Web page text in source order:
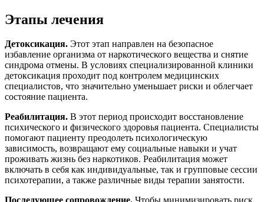
Этапы лечения
Детоксикация. Этот этап направлен на безопасное
избавление организма от наркотического вещества и снятие
синдрома отмены. В условиях специализированной клиники
детоксикация проходит под контролем медицинских
специалистов, что значительно уменьшает риски и облегчает
состояние пациента.
Реабилитация. В этот период происходит восстановление
психического и физического здоровья пациента. Специалисты
помогают пациенту преодолеть психологическую
зависимость, возвращают ему социальные навыки и учат
проживать жизнь без наркотиков. Реабилитация может
включать в себя как индивидуальные, так и групповые сессии
психотерапии, а также различные виды терапии занятости.